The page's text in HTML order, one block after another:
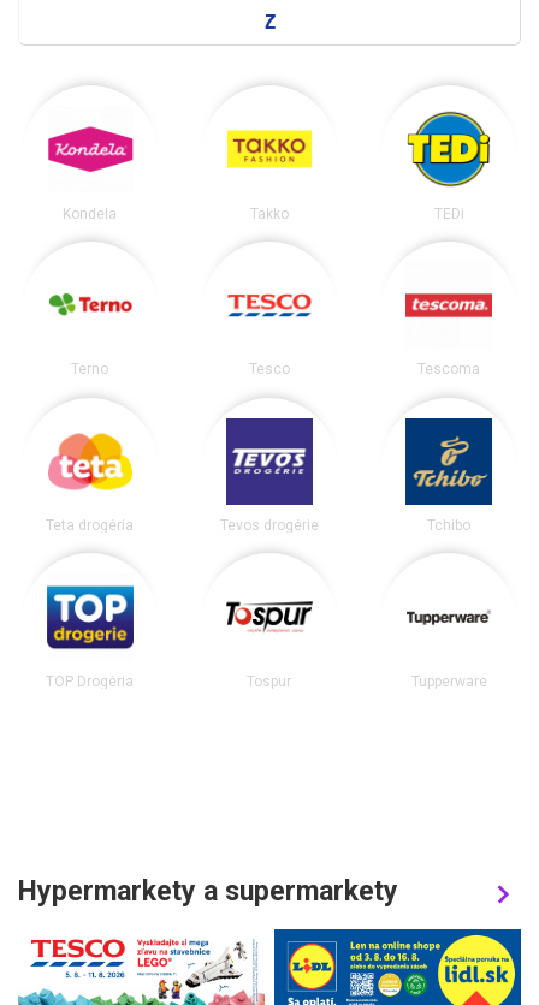
Z
Kondela Takko TEDi
Terno Tesco Tescoma
Teta drogéria Tevos drogérie Tchibo
TOP Drogéria Tospur Tupperware
Hypermarkety a supermarkety